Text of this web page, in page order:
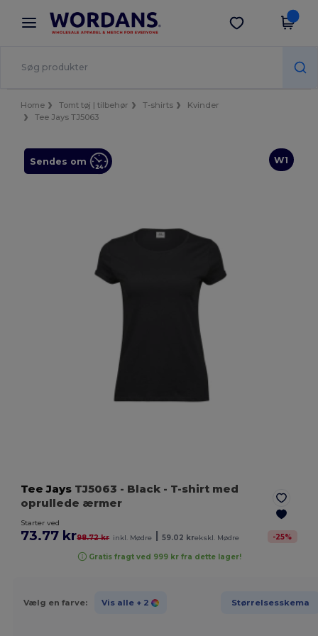
× Wordans-app
Bedre priser i appen!
Hent app
Home Tomt tøj | tilbehør T-shirts
Kvinder
Tee Jays TJ5063
W1
Sendes om
Tee Jays TJ5063 - Black - T-shirt med
oprullede ærmer
Starter ved
73.77 kr98.72 kr inkl. Mødre 59.02 krekskl. Mødre -25%
Gratis fragt ved 999 kr fra dette lager!
Vælg en farve: Vis alle + 2 Størrelsesskema